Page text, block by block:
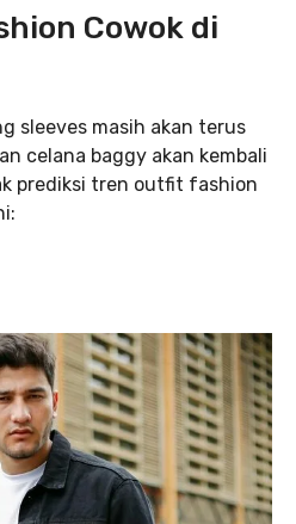
Cowok di
sleeves masih akan terus
celana baggy akan kembali
prediksi tren outfit fashion